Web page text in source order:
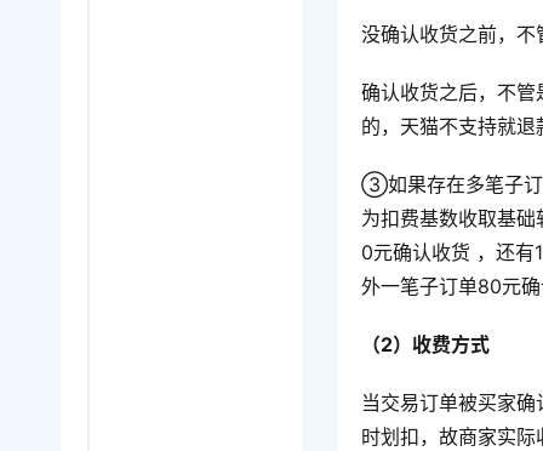
没确认收货之前，
确认收货之后，不
的，天猫不支持就
③如果存在多笔子订
为扣费基数收取基
0元确认收货 ，还
外一笔子订单80元
（2）收费方式
当交易订单被买家
时划扣，故商家实